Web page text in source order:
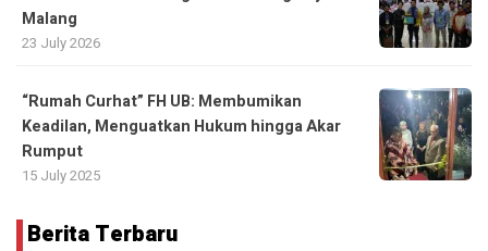
Malang
23 July 2026
“Rumah Curhat” FH UB: Membumikan
Keadilan, Menguatkan Hukum hingga Akar
Rumput
15 July 2025
Berita Terbaru